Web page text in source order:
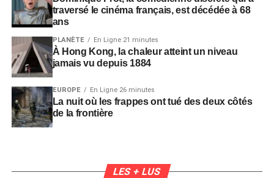
traversé le cinéma français, est décédée à 68
ans
PLANÈTE En Ligne 21 minutes
À Hong Kong, la chaleur atteint un niveau
jamais vu depuis 1884
EUROPE En Ligne 26 minutes
La nuit où les frappes ont tué des deux côtés
de la frontière
LES + LUS